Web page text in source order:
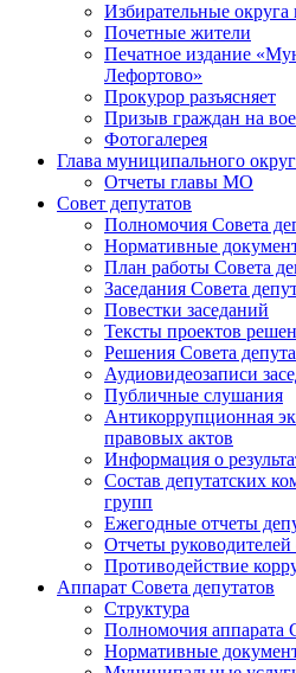
Избирательные округа
Почетные жители
Печатное издание
Лефортово»
Прокурор разъясняет
Призыв граждан на
Фотогалерея
Глава муниципального
Отчеты главы МО
Совет депутатов
Полномочия Совета
Нормативные
План работы Совета
Заседания Cовета
Повестки заседаний
Тексты проектов
Решения Совета
Аудиовидеозаписи
Публичные слушания
Антикоррупционная
правовых актов
Информация о
Состав депутатских
групп
Ежегодные отчеты
Отчеты
Противодействие
Аппарат Совета депутатов
Структура
Полномочия аппарата
Нормативные